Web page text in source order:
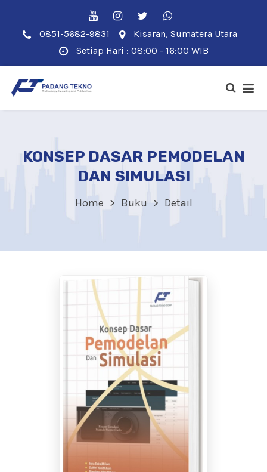
0851-5682-9831
Kisaran, Sumatera Utara
Setiap Hari : 08:00 - 16:00 WIB
KONSEP DASAR PEMODELAN
DAN SIMULASI
Home Buku Detail